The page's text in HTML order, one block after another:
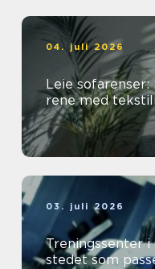
04. juli 2026
Leie
rene med
03. juli 2026
Treningssenter i
stedet som